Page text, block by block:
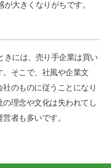
大きくなりがちです。
きには、売り手企業は買い
そこで、社風や企業文
のものに従うことになり
理念や文化は失われてし
者も多いです。